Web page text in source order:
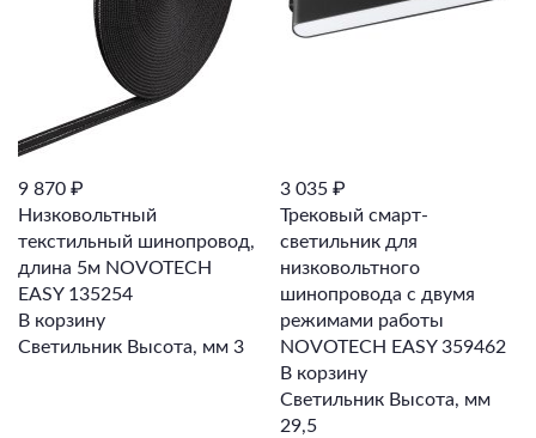
9 870 ₽
Низковольтный
текстильный шинопровод,
длина 5м NOVOTECH
EASY 135254
В корзину
Светильник Высота, мм 3
3 035 ₽
Трековый смарт-
светильник для
низковольтного
шинопровода с двумя
режимами работы
NOVOTECH EASY 359462
В корзину
Светильник Высота, мм
29,5